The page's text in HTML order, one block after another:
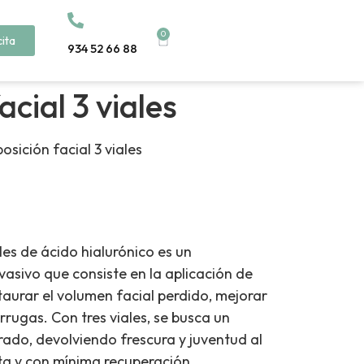
934 52 66 88
0
3 viales
facial 3 viales
de ácido hialurónico es un
que consiste en la aplicación de
el volumen facial perdido, mejorar
Con tres viales, se busca un
devolviendo frescura y juventud al